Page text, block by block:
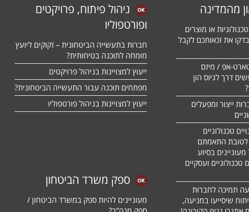
מהמדינה
או מוצרים
את זכאותכם לקבל
אפ / מיזם
דרך לגיוס הון
ייצור ומפעלים
טכנולוגיים
לטובת התאמתם
בסיוע
ועסקיים
תמיכה לחברות
שיסייעו במניעה,
ניהול פיתוח, פרויקטים
ופורטפוליו
חברות בתעשייה הביטחונית – זקוקים ליועץ
מומחה לתוכנה בטיחותית?
ייעוץ למצויינות בניהול פרויקטים
מפתחים תוכנה עבור התעשייה הביטחונית?
ייעוץ למצויינות בניהול פורטפוליו
ספק משרד הביטחון
מעוניינים להיות ספק במשרד הביטחון /